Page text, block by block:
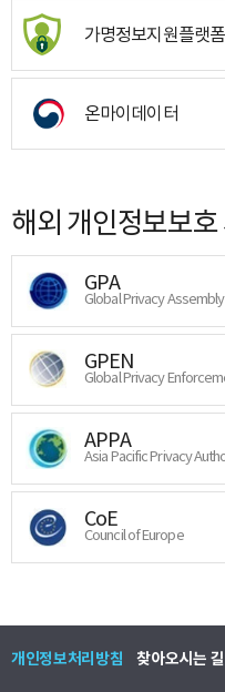
가명정보지원플랫폼
온마이데이터
해외 개인정보보
GPA
Global Privacy Assembly
GPEN
Global Privacy
APPA
Asia Pacific Privacy
CoE
Council of Europe
개인정보처리방침 찾아오시는 길